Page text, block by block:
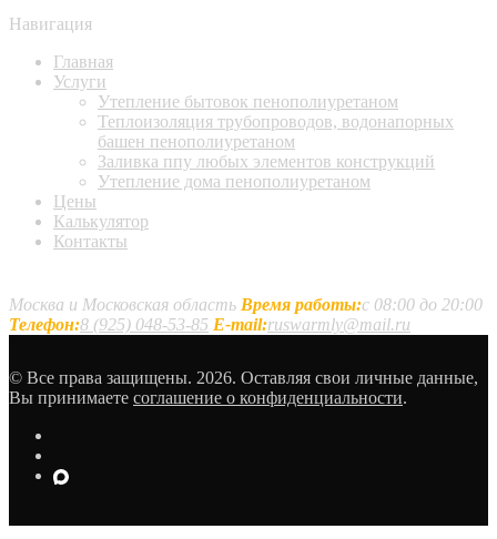
Навигация
Главная
Услуги
Утепление бытовок пенополиуретаном
Теплоизоляция трубопроводов, водонапорных
башен пенополиуретаном
Заливка ппу любых элементов конструкций
Утепление дома пенополиуретаном
Цены
Калькулятор
Контакты
Москва и Московская область Время работы:с 08:00 до 20:00
Телефон:8 (925) 048-53-85 E-mail:ruswarmly@mail.ru
© Все права защищены. 2026. Оставляя свои личные данные,
Вы принимаете соглашение о конфиденциальности.